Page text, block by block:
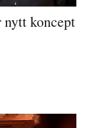
nytt koncept